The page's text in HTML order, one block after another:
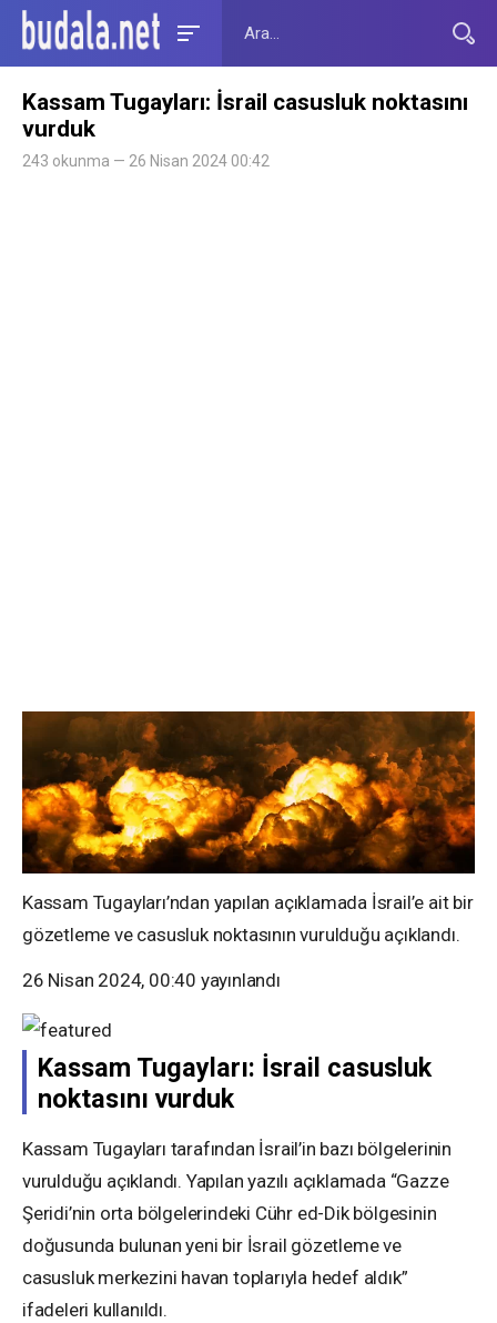
Kassam Tugayları: İsrail casusluk noktasını
vurduk
243 okunma — 26 Nisan 2024 00:42
Kassam Tugayları’ndan yapılan açıklamada İsrail’e ait bir
gözetleme ve casusluk noktasının vurulduğu açıklandı.
26 Nisan 2024, 00:40 yayınlandı
Kassam Tugayları: İsrail casusluk
noktasını vurduk
Kassam Tugayları tarafından İsrail’in bazı bölgelerinin
vurulduğu açıklandı. Yapılan yazılı açıklamada “Gazze
Şeridi’nin orta bölgelerindeki Cühr ed-Dik bölgesinin
doğusunda bulunan yeni bir İsrail gözetleme ve
casusluk merkezini havan toplarıyla hedef aldık”
ifadeleri kullanıldı.